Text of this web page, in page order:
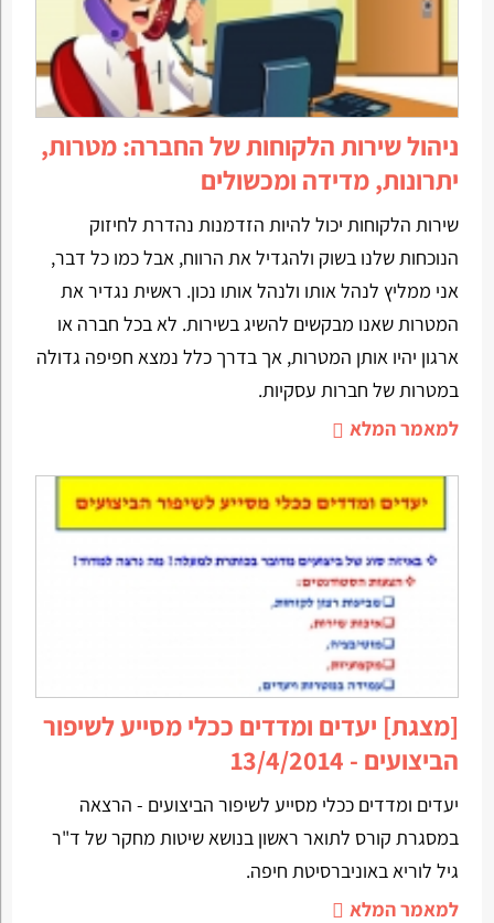
ניהול שירות הלקוחות של החברה: מטרות,
יתרונות, מדידה ומכשולים
שירות הלקוחות יכול להיות הזדמנות נהדרת לחיזוק
הנוכחות שלנו בשוק ולהגדיל את הרווח, אבל כמו כל דבר,
אני ממליץ לנהל אותו ולנהל אותו נכון. ראשית נגדיר את
המטרות שאנו מבקשים להשיג בשירות. לא בכל חברה או
ארגון יהיו אותן המטרות, אך בדרך כלל נמצא חפיפה גדולה
במטרות של חברות עסקיות.
למאמר המלא
[מצגת] יעדים ומדדים ככלי מסייע לשיפור
הביצועים - 13/4/2014
יעדים ומדדים ככלי מסייע לשיפור הביצועים - הרצאה
במסגרת קורס לתואר ראשון בנושא שיטות מחקר של ד"ר
גיל לוריא באוניברסיטת חיפה.
למאמר המלא